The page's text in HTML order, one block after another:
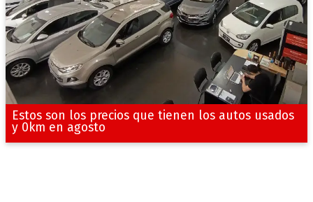
Estos son los precios que tienen los autos usados
y 0km en agosto